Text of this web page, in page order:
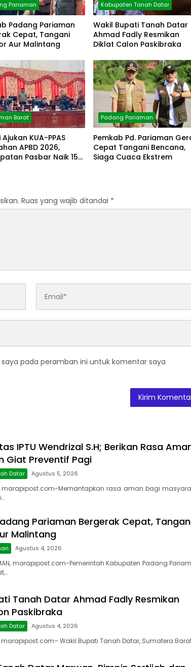
Pariaman
Padang Pariaman
Cepat, Tangani
Aur Malintang
Kabupaten Tanah Datar
Wakil Bupati Tanah Datar
Ahmad Fadly Resmikan
Diklat Calon Paskibraka
Barat
KUA-PPAS
APBD 2026,
Pasbar Naik 15
Padang Pariaman
Pemkab Pd. Pariaman
Cepat Tangani Bencana,
Siaga Cuaca Ekstrem
Ruas yang wajib ditandai *
pada peramban ini untuk komentar saya
IPTU Wendrizal S.H; Berikan Rasa
Giat Preventif Pagi
Datar Agustus 5, 2026
marapipost.com-Memantapkan rasa aman bagi
Pariaman Bergerak Cepat,
Malintang
Agustus 4, 2026
marapipost.com-Pemerintah Kabupaten Padang
Tanah Datar Ahmad Fadly Resmikan
Paskibraka
Datar Agustus 4, 2026
marapipost.com– Wakil Bupati Tanah Datar, Sumatera